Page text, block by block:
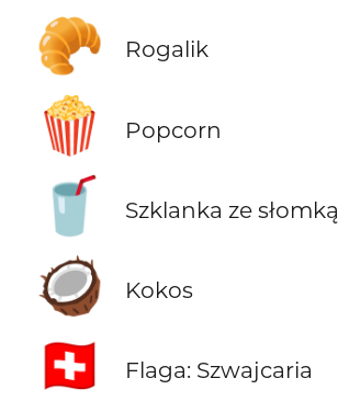
🥐 Rogalik
🍿 Popcorn
🥤 Szklanka ze słomką
🥥 Kokos
🇨🇭 Flaga: Szwajcaria